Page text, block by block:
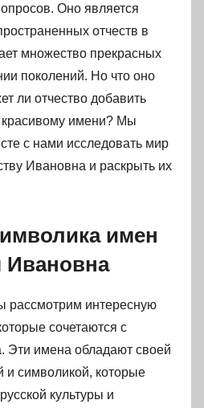
Оно является
отчеств в
множество прекрасных
поколений. Но что оно
ли отчество добавить
красивому имени? Мы
с нами исследовать мир
Ивановна и раскрыть их
имен
Ивановна
рассмотрим интересную
сочетаются с
Эти имена обладают своей
и символикой, которые
культуры и